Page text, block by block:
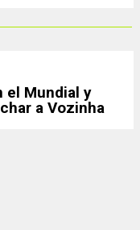
el Mundial y
a Vozinha